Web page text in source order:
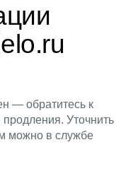
— обратитесь к
Уточнить
можно в службе